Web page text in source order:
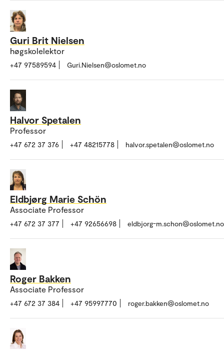
Guri Brit Nielsen
høgskolelektor
+47 97589594 Guri.Nielsen@oslomet.no
Halvor Spetalen
Professor
+47 672 37 376 +47 48215778 halvor.spetalen@oslomet.no
Eldbjørg Marie Schön
Associate Professor
+47 672 37 377 +47 92656698 eldbjorg-m.schon@oslomet.no
Roger Bakken
Associate Professor
+47 672 37 384 +47 95997770 roger.bakken@oslomet.no